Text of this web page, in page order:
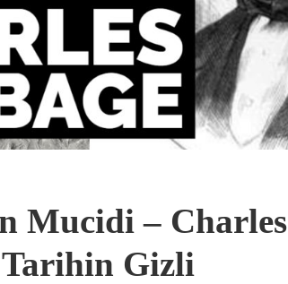
Mucidi – Charles
Tarihin Gizli